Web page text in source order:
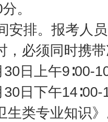
。
安排。报考人
，必须同时携
日上午9∶00-
日下午
生类专业知识